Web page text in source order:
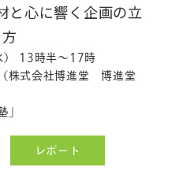
と心に響く企画の立
13時半～17時
株式会社博進堂 博進堂
レポート